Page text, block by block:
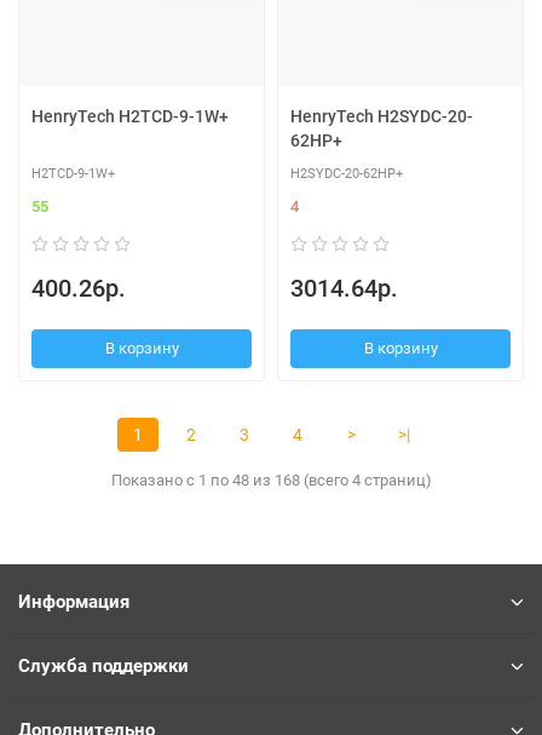
HenryTech H2TCD-9-1W+
H2TCD-9-1W+
55
400.26р.
В корзину
HenryTech H2SYDC-20-
62HP+
H2SYDC-20-62HP+
4
3014.64р.
В корзину
1 2 3 4 > >|
Показано с 1 по 48 из 168 (всего 4 страниц)
Информация
Служба поддержки
Дополнительно